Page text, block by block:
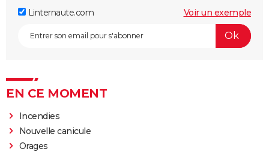
Linternaute.com Voir un exemple
EN CE MOMENT
Incendies
Nouvelle canicule
Orages